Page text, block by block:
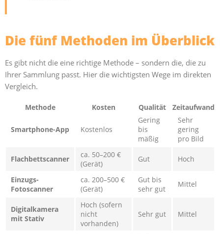
Die fünf Methoden im Überblick
Es gibt nicht die eine richtige Methode – sondern die, die zu
Ihrer Sammlung passt. Hier die wichtigsten Wege im direkten
Vergleich.
Methode Kosten Qualität Zeitaufwand
Smartphone-App Kostenlos
Gering
bis
mäßig
Sehr
gering
pro Bild
Flachbettscanner
ca. 50–200 €
(Gerät)
Gut Hoch
Einzugs-
Fotoscanner
ca. 200–500 €
(Gerät)
Gut bis
sehr gut
Mittel
Digitalkamera
mit Stativ
Hoch (sofern
nicht
vorhanden)
Sehr gut Mittel